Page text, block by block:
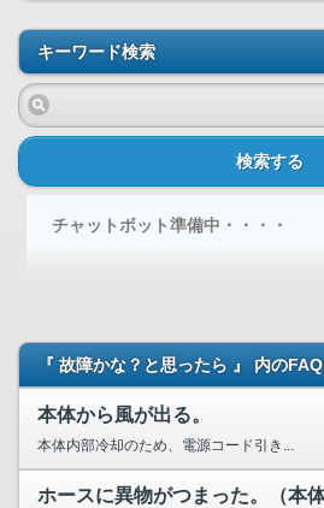
キーワード検索
検索する
チャットボット準備中・・・・
『 故障かな？と思ったら 』 内のFAQ
本体から風が出る。
本体内部冷却のため、電源コード引き...